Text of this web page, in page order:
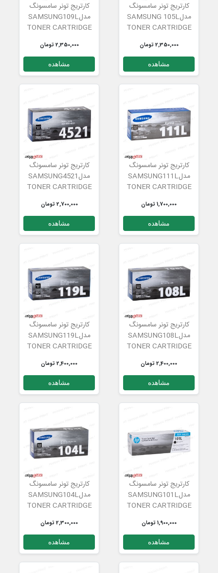
کارتریج تونر سامسونگ
مدلSAMSUNG 105L
TONER CARTRIDGE
2,350,000 تومان
مشاهده
کارتریج تونر سامسونگ
مدلSAMSUNG109L
TONER CARTRIDGE
2,350,000 تومان
مشاهده
کارتریج تونر سامسونگ
مدلSAMSUNG111L
TONER CARTRIDGE
1,700,000 تومان
مشاهده
کارتریج تونر سامسونگ
مدلSAMSUNG4521
TONER CARTRIDGE
2,700,000 تومان
مشاهده
کارتریج تونر سامسونگ
مدلSAMSUNG108L
TONER CARTRIDGE
2,400,000 تومان
مشاهده
کارتریج تونر سامسونگ
مدلSAMSUNG119L
TONER CARTRIDGE
2,400,000 تومان
مشاهده
کارتریج تونر سامسونگ
مدلSAMSUNG101L
TONER CARTRIDGE
1,900,000 تومان
مشاهده
کارتریج تونر سامسونگ
مدلSAMSUNG104L
TONER CARTRIDGE
2,300,000 تومان
مشاهده